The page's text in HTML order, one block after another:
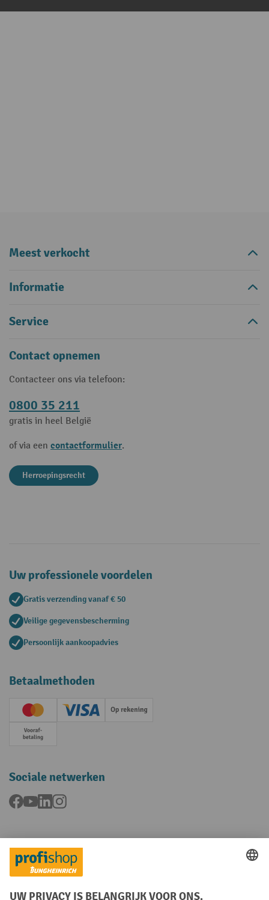
Meest verkocht
Informatie
Service
Contact opnemen
Contacteer ons via telefoon:
0800 35 211
gratis in heel België
of via een contactformulier.
Herroepingsrecht
Uw professionele voordelen
Gratis verzending vanaf € 50
Veilige gegevensbescherming
Persoonlijk aankoopadvies
Betaalmethoden
Creditcard (Master)Creditcard (Visa)Op rekening
Vooruitbetaling
Sociale netwerken
Facebook
YouTubeLinkedInInstagram
Talen
FR NL